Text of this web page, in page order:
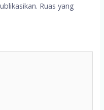
Ruas yang